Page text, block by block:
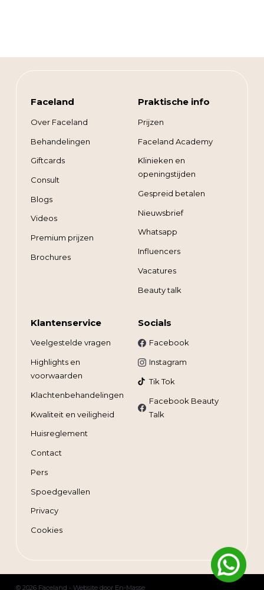
Faceland
Over Faceland
Behandelingen
Giftcards
Consult
Blogs
Videos
Premium prijzen
Brochures
Praktische info
Prijzen
Faceland Academy
Klinieken en
openingstijden
Gespreid betalen
Nieuwsbrief
Whatsapp
Influencers
Vacatures
Beauty talk
Klantenservice
Veelgestelde vragen
Highlights en
voorwaarden
Klachtenbehandelingen
Kwaliteit en veiligheid
Huisreglement
Contact
Pers
Spoedgevallen
Privacy
Cookies
Socials
Facebook
Instagram
Tik Tok
Facebook Beauty
Talk
© 2026 Faceland • Website door En-Masse